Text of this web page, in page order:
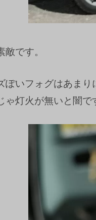
敵です。
ぽいフォグはあま
ゃ灯火が無いと闇で